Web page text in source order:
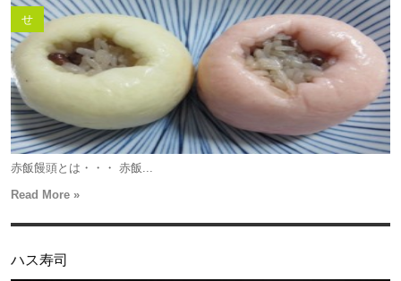
せ
赤飯饅頭とは・・・ 赤飯...
Read More »
ハス寿司